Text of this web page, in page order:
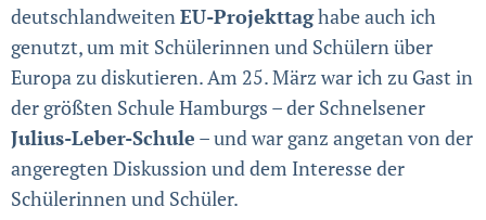
deutschlandweitenEU-Projekttaghabe auch ich
genutzt, um mit Schülerinnen und Schülern über
Europa zu diskutieren. Am 25. März war ich zu Gast in
der größten Schule Hamburgs – der Schnelsener
Julius-Leber-Schule – und war ganz angetan von der
angeregten Diskussion und dem Interesse der
Schülerinnen und Schüler.